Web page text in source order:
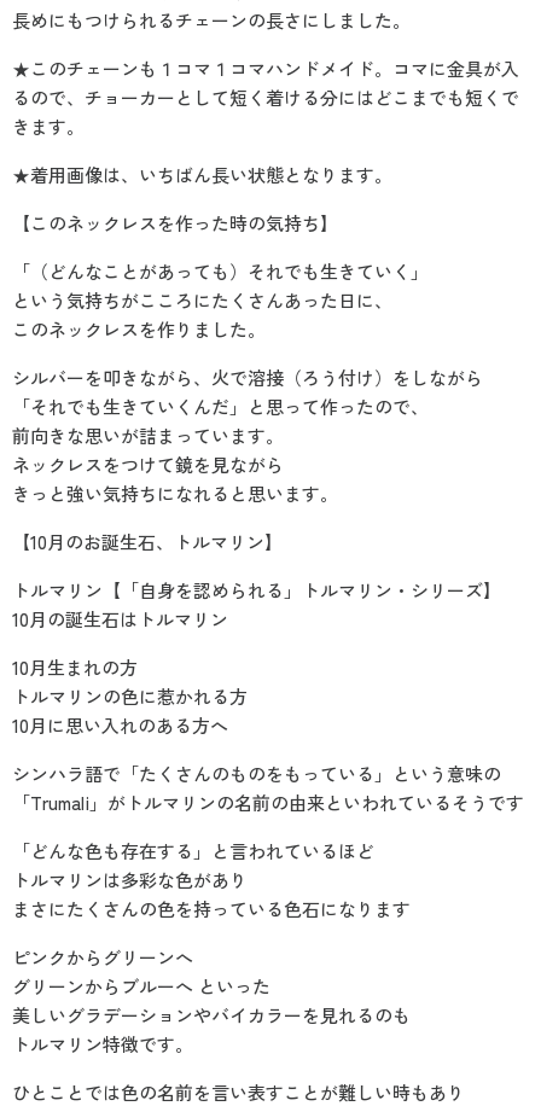
長めにもつけられるチェーンの長さにしました。
★このチェーンも１コマ１コマハンドメイド。コマに金具が入
るので、チョーカーとして短く着ける分にはどこまでも短くで
きます。
★着用画像は、いちばん長い状態となります。
【このネックレスを作った時の気持ち】
「（どんなことがあっても）それでも生きていく」
という気持ちがこころにたくさんあった日に、
このネックレスを作りました。
シルバーを叩きながら、火で溶接（ろう付け）をしながら
「それでも生きていくんだ」と思って作ったので、
前向きな思いが詰まっています。
ネックレスをつけて鏡を見ながら
きっと強い気持ちになれると思います。
【10月のお誕生石、トルマリン】
トルマリン【「自身を認められる」トルマリン・シリーズ】
10月の誕生石はトルマリン
10月生まれの方
トルマリンの色に惹かれる方
10月に思い入れのある方へ
シンハラ語で「たくさんのものをもっている」という意味の
「Trumali」がトルマリンの名前の由来といわれているそうです
「どんな色も存在する」と言われているほど
トルマリンは多彩な色があり
まさにたくさんの色を持っている色石になります
ピンクからグリーンへ
グリーンからブルーへ といった
美しいグラデーションやバイカラーを見れるのも
トルマリン特徴です。
ひとことでは色の名前を言い表すことが難しい時もあり